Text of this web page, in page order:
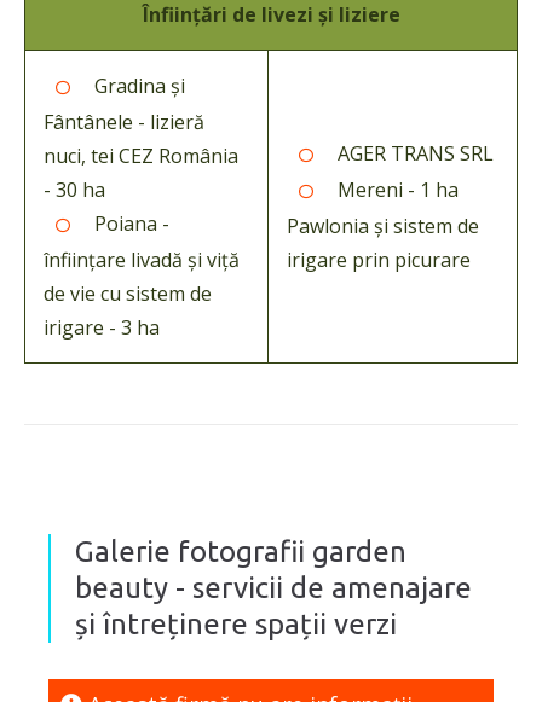
Înființări de livezi și liziere
Gradina și
Fântânele - lizieră
nuci, tei CEZ România
- 30 ha
Poiana -
înființare livadă și viță
de vie cu sistem de
irigare - 3 ha
AGER TRANS SRL
Mereni - 1 ha
Pawlonia și sistem de
irigare prin picurare
Galerie fotografii garden
beauty - servicii de amenajare
și întreținere spații verzi